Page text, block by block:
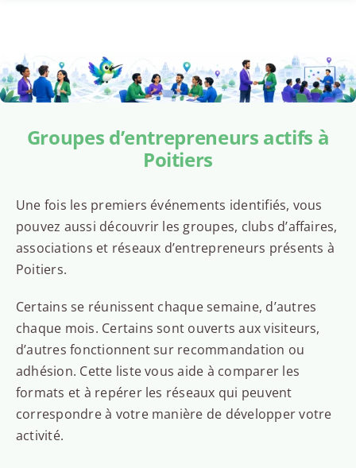
Groupes d’entrepreneurs actifs à
Poitiers
Une fois les premiers événements identifiés, vous
pouvez aussi découvrir les groupes, clubs d’affaires,
associations et réseaux d’entrepreneurs présents à
Poitiers.
Certains se réunissent chaque semaine, d’autres
chaque mois. Certains sont ouverts aux visiteurs,
d’autres fonctionnent sur recommandation ou
adhésion. Cette liste vous aide à comparer les
formats et à repérer les réseaux qui peuvent
correspondre à votre manière de développer votre
activité.